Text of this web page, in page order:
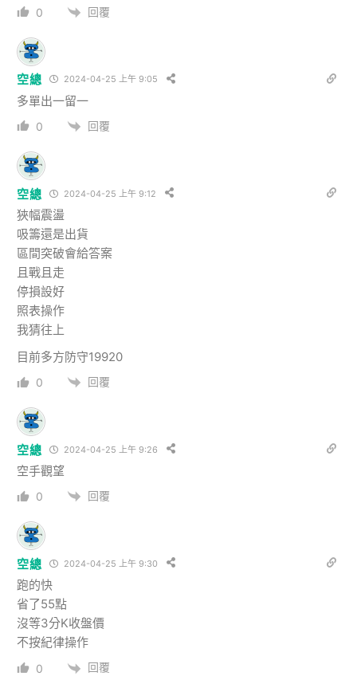
0 回覆
空總 2024-04-25 上午 9:05
多單出一留一
0 回覆
空總 2024-04-25 上午 9:12
狹幅震盪
吸籌還是出貨
區間突破會給答案
且戰且走
停損設好
照表操作
我猜往上
目前多方防守19920
0 回覆
空總 2024-04-25 上午 9:26
空手觀望
0 回覆
空總 2024-04-25 上午 9:30
跑的快
省了55點
沒等3分K收盤價
不按紀律操作
0 回覆